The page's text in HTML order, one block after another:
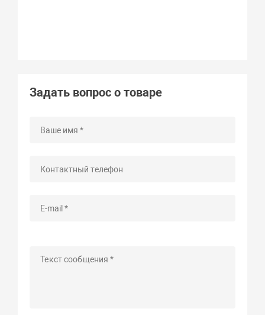
Задать вопрос о товаре